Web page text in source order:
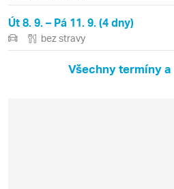
Út 8. 9. – Pá 11. 9. (4 dny)
bez stravy
Všechny termíny